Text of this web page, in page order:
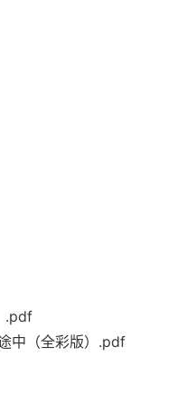
.pdf
中（全彩版）.pdf